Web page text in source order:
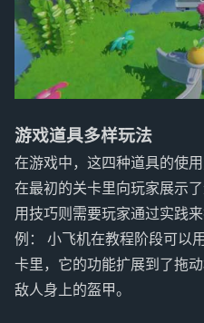
游戏道具多样玩法
在游戏中，这四种道具的使
在最初的关卡里向玩家展示
用技巧则需要玩家通过实践
例： 小飞机在教程阶段可以
卡里，它的功能扩展到了拖
敌人身上的盔甲。